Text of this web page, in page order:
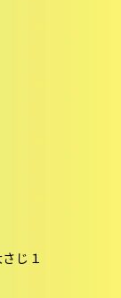
さじ１